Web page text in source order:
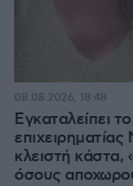
Εγκαταλείπει
κλειστή κάστα,
όσους
08.08.2026, 18:48